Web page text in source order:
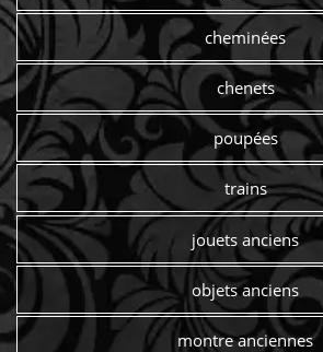
cheminées
chenets
poupées
trains
jouets anciens
objets anciens
montre anciennes